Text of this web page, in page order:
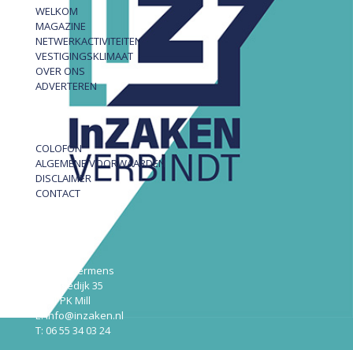
WELKOM
MAGAZINE
NETWERKACTIVITEITEN
VESTIGINGSKLIMAAT
OVER ONS
ADVERTEREN
COLOFON
ALGEMENE VOORWAARDEN
DISCLAIMER
CONTACT
Robert Hermens
Udensedijk 35
5451 PK Mill
E: info@inzaken.nl
T: 06 55 34 03 24